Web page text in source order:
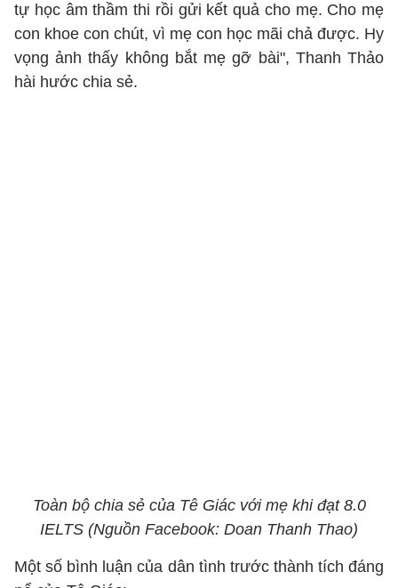
tự học âm thầm thi rồi gửi kết quả cho mẹ. Cho mẹ
con khoe con chút, vì mẹ con học mãi chả được. Hy
vọng ảnh thấy không bắt mẹ gỡ bài", Thanh Thảo
hài hước chia sẻ.
Toàn bộ chia sẻ của Tê Giác với mẹ khi đạt 8.0
IELTS (Nguồn Facebook: Doan Thanh Thao)
Một số bình luận của dân tình trước thành tích đáng